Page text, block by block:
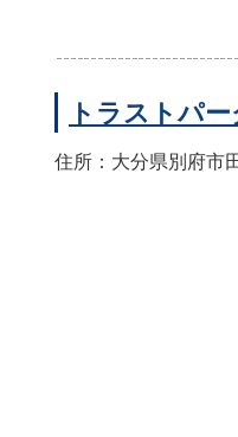
トラストパ
住所：大分県別府市